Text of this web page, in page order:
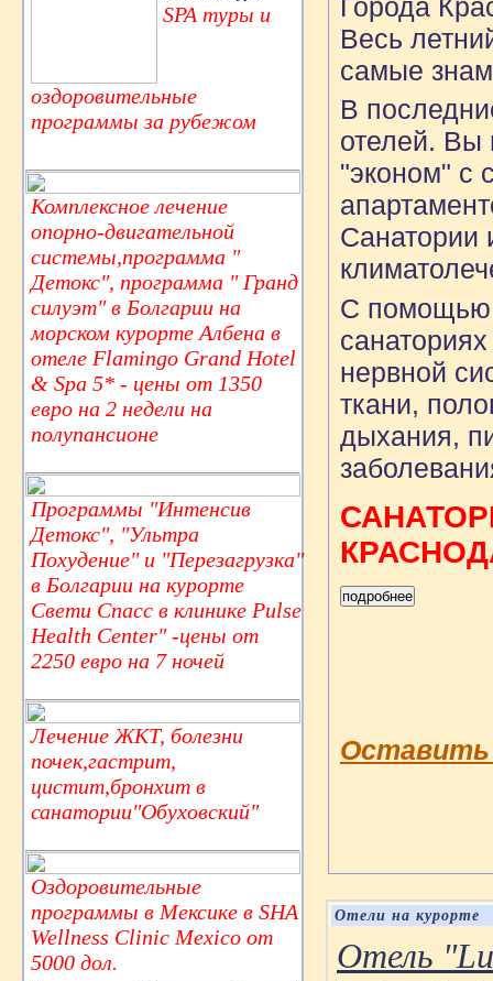
SPA туры и
оздоровительные
программы за рубежом
Комплексное лечение
опорно-двигательной
системы,программа "
Детокс", программа " Гранд
силуэт" в Болгарии на
морском курорте Албена в
отеле Flamingo Grand Hotel
& Spa 5* - цены от 1350
евро на 2 недели на
полупансионе
Программы "Интенсив
Детокс", "Ультра
Похудение" и "Перезагрузка"
в Болгарии на курорте
Свети Спасс в клинике Pulse
Health Center" -цены от
2250 евро на 7 ночей
Лечение ЖКТ, болезни
почек,гастрит,
цистит,бронхит в
санатории"Обуховский"
Оздоровительные
программы в Мексике в SHA
Wellness Clinic Mexico от
5000 дол.
Весь
самые
В
отелей. Вы
"эконом" с
Санатории
С помощью
нервной
ткани,
дыхания,
Оставить
Отели на курорте
Отель